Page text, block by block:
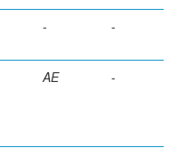
- -
ΑΕ -